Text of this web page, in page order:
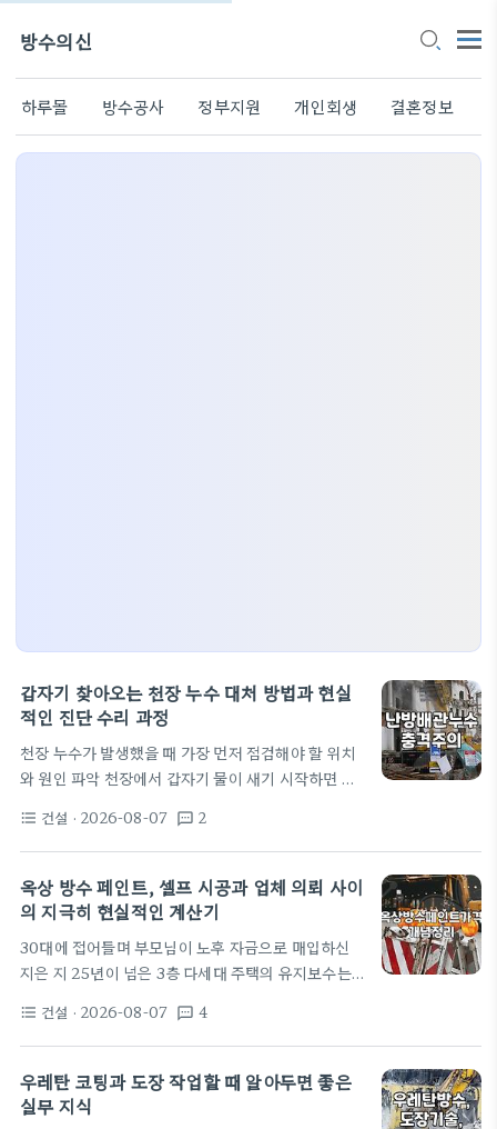
방수의신
하루몰 방수공사 정부지원 개인회생 결혼정보
갑자기 찾아오는 천장 누수 대처 방법과 현실
적인 진단 수리 과정
천장 누수가 발생했을 때 가장 먼저 점검해야 할 위치
와 원인 파악 천장에서 갑자기 물이 새기 시작하면 당
확히 알기 어렵기 때문에 위층의 배관 구조와 아래층
피해 상태를 바탕으로 원인을 차근차근 좁혀 나가야
합니다. 일반적으로 공동주택에서 발생하는 천장 누
수는 윗집의 화장실변기누수나 주방 싱크대누수수리
일의 방수층이 깨졌거나 싱크대 아래 배관 연결부에
문제가 생기면 아랫집 천장으로 물이 천천히 스며들게
됩니다. 또 다른 주요 원인은 겨울철이나 계절이 바뀔
format_list_bulleted 건설 · 2026-08-07 textsms 2
옥상 방수 페인트, 셀프 시공과 업체 의뢰 사이
의 지극히 현실적인 계산기
30대에 접어들며 부모님이 노후 자금으로 매입하신
지은 지 25년이 넘은 3층 다세대 주택의 유지보수는
저 걱정되는 것이 바로 옥상 누수다. 작년 봄, 비가 많
이 내린 뒤 3층 천장에 미세한 얼룩이 지기 시작했을
때, 나는 큰 결심을 해야 했다. 전문 업체를 불러 견적
을 내보니 30평 남짓한 옥상을 우레탄 탄성도막방수
format_list_bulleted 건설 · 2026-08-07 textsms 4
우레탄 코팅과 도장 작업할 때 알아두면 좋은
실무 지식